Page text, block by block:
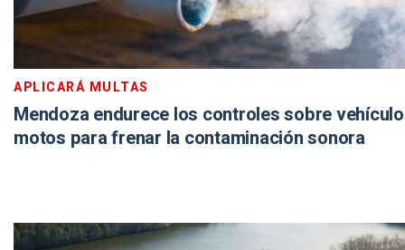
APLICARÁ MULTAS
Mendoza endurece los controles sobre
motos para frenar la contaminación sonora